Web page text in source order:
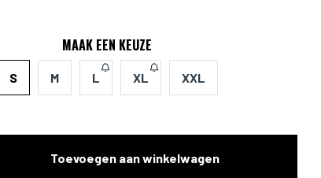
MAAK EEN KEUZE
S M L XL XXL
Toevoegen aan winkelwagen